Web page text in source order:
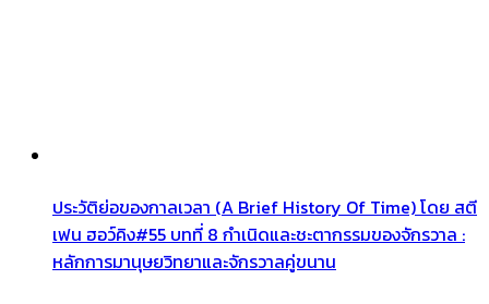
ประวัติย่อของกาลเวลา (A Brief History Of Time) โดย สตี
เฟน ฮอว์คิง#55 บทที่ 8 กำเนิดและชะตากรรมของจักรวาล :
หลักการมานุษยวิทยาและจักรวาลคู่ขนาน